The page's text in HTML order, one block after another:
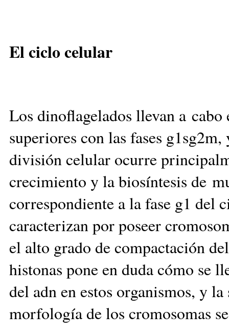
El ciclo celular
Los dinoflagelados llevan a
superiores con las fases
división celular ocurre
crecimiento y la biosíntesis de
correspondiente a la fase g1 del
caracterizan por poseer
el alto grado de compactación
histonas pone en duda cómo se
del adn en estos organismos, y
morfología de los cromosomas